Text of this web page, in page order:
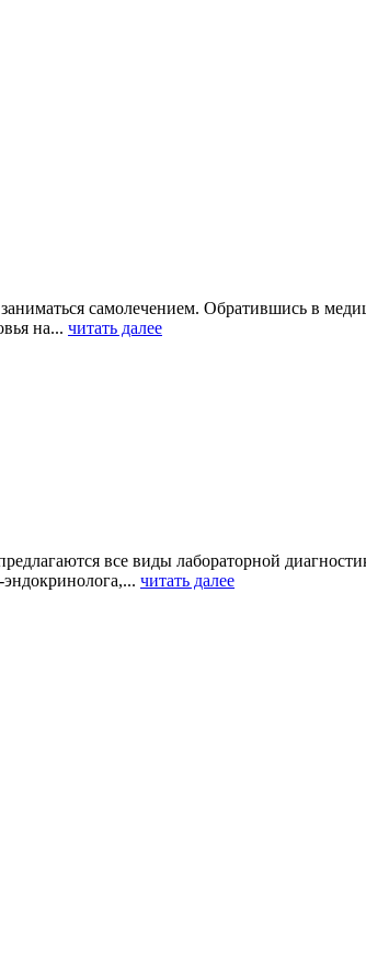
самолечением. Обратившись в
на... читать далее
все виды лабораторной
читать далее